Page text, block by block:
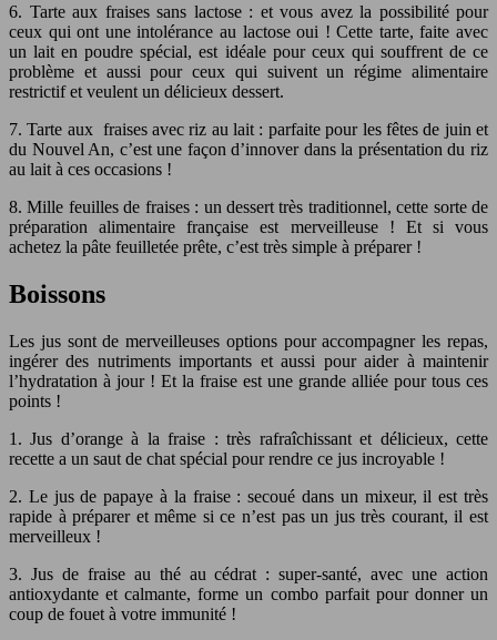
6. Tarte aux fraises sans lactose : et vous avez la possibilité pour
ceux qui ont une intolérance au lactose oui ! Cette tarte, faite avec
un lait en poudre spécial, est idéale pour ceux qui souffrent de ce
problème et aussi pour ceux qui suivent un régime alimentaire
restrictif et veulent un délicieux dessert.
7. Tarte aux fraises avec riz au lait : parfaite pour les fêtes de juin et
du Nouvel An, c’est une façon d’innover dans la présentation du riz
au lait à ces occasions !
8. Mille feuilles de fraises : un dessert très traditionnel, cette sorte de
préparation alimentaire française est merveilleuse ! Et si vous
achetez la pâte feuilletée prête, c’est très simple à préparer !
Boissons
Les jus sont de merveilleuses options pour accompagner les repas,
ingérer des nutriments importants et aussi pour aider à maintenir
l’hydratation à jour ! Et la fraise est une grande alliée pour tous ces
points !
1. Jus d’orange à la fraise : très rafraîchissant et délicieux, cette
recette a un saut de chat spécial pour rendre ce jus incroyable !
2. Le jus de papaye à la fraise : secoué dans un mixeur, il est très
rapide à préparer et même si ce n’est pas un jus très courant, il est
merveilleux !
3. Jus de fraise au thé au cédrat : super-santé, avec une action
antioxydante et calmante, forme un combo parfait pour donner un
coup de fouet à votre immunité !